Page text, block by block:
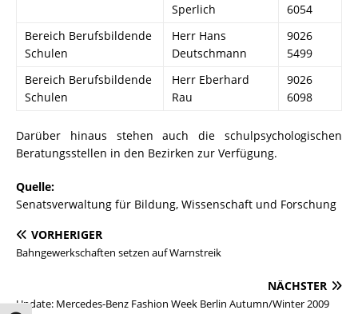
Sperlich
6054
Bereich Berufsbildende
Schulen
Herr Hans
Deutschmann
9026
5499
Bereich Berufsbildende
Schulen
Herr Eberhard
Rau
9026
6098
Darüber hinaus stehen auch die schulpsychologischen
Beratungsstellen in den Bezirken zur Verfügung.
Quelle:
Senatsverwaltung für Bildung, Wissenschaft und Forschung
VORHERIGER
Bahngewerkschaften setzen auf Warnstreik
NÄCHSTER
Update: Mercedes-Benz Fashion Week Berlin Autumn/Winter 2009